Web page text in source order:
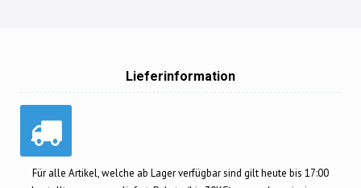
Lieferinformation
Für alle Artikel, welche ab Lager verfügbar sind gilt heute bis 17:00